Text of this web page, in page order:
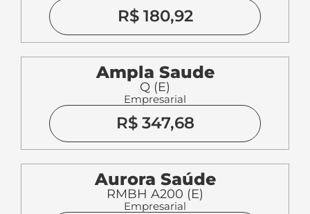
R$ 180,92
Ampla Saude
Q (E)
Empresarial
R$ 347,68
Aurora Saúde
RMBH A200 (E)
Empresarial